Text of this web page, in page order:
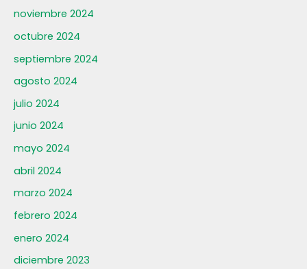
noviembre 2024
octubre 2024
septiembre 2024
agosto 2024
julio 2024
junio 2024
mayo 2024
abril 2024
marzo 2024
febrero 2024
enero 2024
diciembre 2023